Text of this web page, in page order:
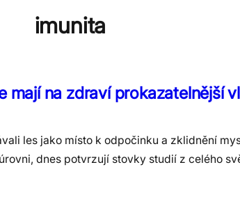
imunita
mají na zdraví prokazatelnější
les jako místo k odpočinku a zklidnění
dnes potvrzují stovky studií z celého